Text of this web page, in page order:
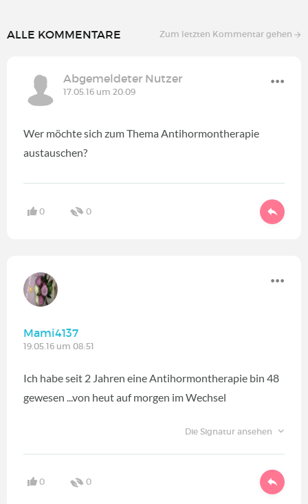
ALLE KOMMENTARE Zum letzten Kommentar gehen
Abgemeldeter Nutzer
17.05.16 um 20:09
Wer möchte sich zum Thema Antihormontherapie
austauschen?
0 0
Mami4137
19.05.16 um 08:51
Ich habe seit 2 Jahren eine Antihormontherapie bin 48
gewesen ...von heut auf morgen im Wechsel
Die Signatur ansehen
0 0